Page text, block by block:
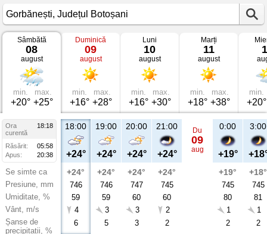
Vremea
Gorbănești
Județul
Botoșani
Sâmbătă
08
august
min.
+20°
max.
+25°
Duminică
09
august
min.
+16°
max.
+28°
Luni
10
august
min.
+16°
max.
+30°
Marți
11
august
min.
+18°
max.
+38°
min.
+20°
Ora
18:18
curentă
Răsărit:
05:58
Apus:
20:38
Se simte ca
Presiune, mm
Umiditate, %
Vânt, m/s
Șanse de
precipitații, %
18:00
+24°
+24°
746
59
4
6
19:00
+24°
+24°
746
59
3
5
20:00
+24°
+24°
747
60
3
3
21:00
+24°
+24°
745
60
2
2
Du
09
aug
0:00
+19°
+19°
745
80
1
2
3:00
+18°
745
81
1
2